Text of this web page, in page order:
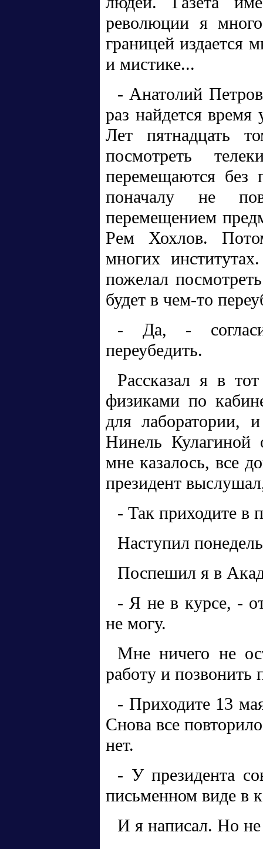
революции я
границей издается
и мистике...
- Анатолий
раз найдется
Лет пятнадцать
посмотреть
перемещаются без
поначалу не
перемещением
Рем Хохлов.
многих
пожелал
будет в чем-то
- Да, -
переубедить.
Рассказал я в
физиками по
для лаборатории,
Нинель Кулагиной
мне казалось, все
президент
- Так приходите в
Наступил
Поспешил я в
- Я не в курсе, -
не могу.
Мне ничего не
работу и позвонить
- Приходите 13
Снова все
нет.
- У президента
письменном виде в
И я написал. Но